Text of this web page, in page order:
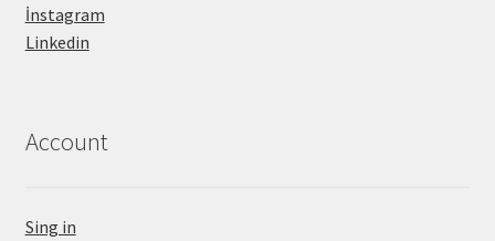
İnstagram
Linkedin
Account
Sing in